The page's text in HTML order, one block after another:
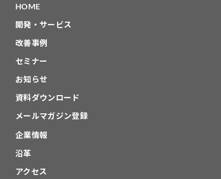
ンHOME
開発・サービス
改善事例
セミナー
お知らせ
資料ダウンロード
メールマガジン登録
企業情報
沿革
アクセス